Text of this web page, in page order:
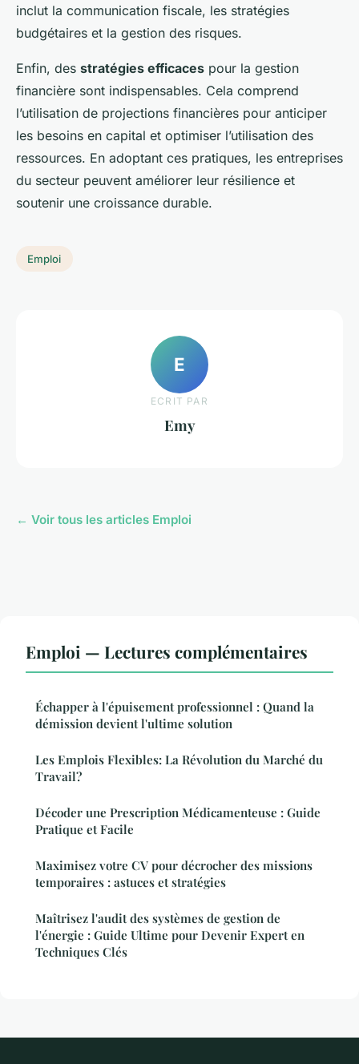
inclut la communication fiscale, les stratégies
budgétaires et la gestion des risques.
Enfin, des stratégies efficaces pour la gestion
financière sont indispensables. Cela comprend
l’utilisation de projections financières pour anticiper
les besoins en capital et optimiser l’utilisation des
ressources. En adoptant ces pratiques, les entreprises
du secteur peuvent améliorer leur résilience et
soutenir une croissance durable.
Emploi
E
ECRIT PAR
Emy
← Voir tous les articles Emploi
Emploi — Lectures complémentaires
Échapper à l'épuisement professionnel : Quand la
démission devient l'ultime solution
Les Emplois Flexibles: La Révolution du Marché du
Travail?
Décoder une Prescription Médicamenteuse : Guide
Pratique et Facile
Maximisez votre CV pour décrocher des missions
temporaires : astuces et stratégies
Maîtrisez l'audit des systèmes de gestion de
l'énergie : Guide Ultime pour Devenir Expert en
Techniques Clés